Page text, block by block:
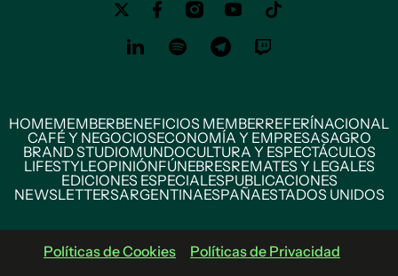
HOMEMEMBERBENEFICIOS MEMBERREFERÍNACIONAL
CAFÉ Y NEGOCIOSECONOMÍA Y EMPRESASAGRO
BRAND STUDIOMUNDOCULTURA Y ESPECTÁCULOS
LIFESTYLEOPINIÓNFÚNEBRESREMATES Y LEGALES
EDICIONES ESPECIALESPUBLICACIONES
NEWSLETTERSARGENTINAESPAÑAESTADOS UNIDOS
Políticas de Cookies
Políticas de Privacidad